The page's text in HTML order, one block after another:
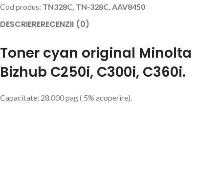
Cod produs: TN328C, TN-328C, AAV8450
DESCRIERERECENZII (0)
Toner cyan original Minolta
Bizhub C250i, C300i, C360i.
Capacitate: 28.000 pag ( 5% acoperire).